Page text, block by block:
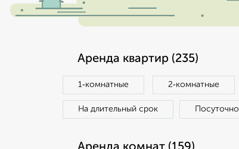
Аренда квартир (235)
1‑комнатные 2‑комнатные
На длительный срок Посуточно